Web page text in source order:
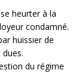
heurter à la
condamné.
huissier de
du régime